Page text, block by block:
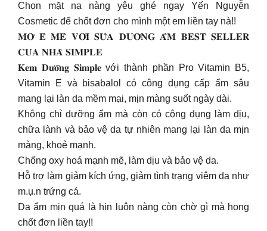
Chọn mặt nạ nàng yêu ghé ngay Yến Nguyễn
Cosmetic để chốt đơn cho mình một em liền tay nà!!
𝐌𝐎̛̀ 𝐄̂ 𝐌𝐄̂ 𝐕𝐎̛́𝐈 𝐒𝐔̛̃𝐀 𝐃𝐔̛𝐎̛̃𝐍𝐆 𝐀̂̉𝐌 𝐁𝐄𝐒𝐓 𝐒𝐄𝐋𝐋𝐄𝐑
𝐂𝐔̉𝐀 𝐍𝐇𝐀̀ 𝐒𝐈𝐌𝐏𝐋𝐄
𝐊𝐞𝐦 𝐃𝐮̛𝐨̛̃𝐧𝐠 𝐒𝐢𝐦𝐩𝐥𝐞 với thành phần Pro Vitamin B5,
Vitamin E và bisabalol có công dụng cấp ẩm sâu
mang lại làn da mềm mại, mịn màng suốt ngày dài.
Không chỉ dưỡng ẩm mà còn có công dụng làm dịu,
chữa lành và bảo vệ da tự nhiên mang lại làn da mịn
màng, khoẻ mạnh.
Chống oxy hoá mạnh mẽ, làm dịu và bảo vệ da.
Hỗ trợ làm giảm kích ứng, giảm tình trạng viêm da như
m.ụ.n trứng cá.
Da ẩm mịn quá là hịn luôn nàng còn chờ gì mà hong
chốt đơn liền tay!!